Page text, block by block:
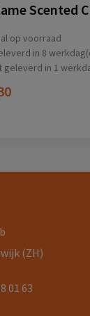
op voorraad
in 8
geleverd in 1
(ZH)
01 63